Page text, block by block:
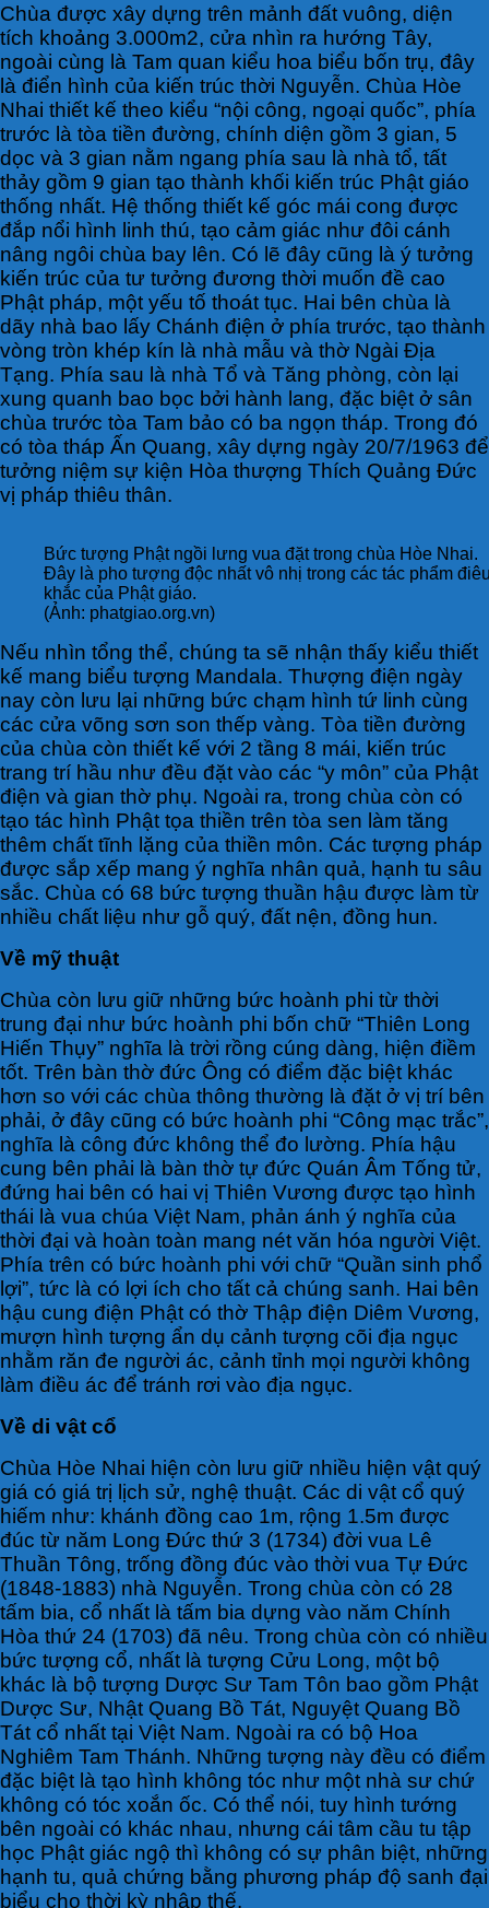
Chùa được xây dựng trên mảnh đất vuông, diện
tích khoảng 3.000m2, cửa nhìn ra hướng Tây,
ngoài cùng là Tam quan kiểu hoa biểu bốn trụ, đây
là điển hình của kiến trúc thời Nguyễn. Chùa Hòe
Nhai thiết kế theo kiểu “nội công, ngoại quốc”, phía
trước là tòa tiền đường, chính diện gồm 3 gian, 5
dọc và 3 gian nằm ngang phía sau là nhà tổ, tất
thảy gồm 9 gian tạo thành khối kiến trúc Phật giáo
thống nhất. Hệ thống thiết kế góc mái cong được
đắp nổi hình linh thú, tạo cảm giác như đôi cánh
nâng ngôi chùa bay lên. Có lẽ đây cũng là ý tưởng
kiến trúc của tư tưởng đương thời muốn đề cao
Phật pháp, một yếu tố thoát tục. Hai bên chùa là
dãy nhà bao lấy Chánh điện ở phía trước, tạo thành
vòng tròn khép kín là nhà mẫu và thờ Ngài Địa
Tạng. Phía sau là nhà Tổ và Tăng phòng, còn lại
xung quanh bao bọc bởi hành lang, đặc biệt ở sân
chùa trước tòa Tam bảo có ba ngọn tháp. Trong đó
có tòa tháp Ấn Quang, xây dựng ngày 20/7/1963 để
tưởng niệm sự kiện Hòa thượng Thích Quảng Đức
vị pháp thiêu thân.
Bức tượng Phật ngồi lưng vua đặt trong chùa Hòe Nhai.
Đây là pho tượng độc nhất vô nhị trong các tác phẩm
khắc của Phật giáo.
(Ảnh: phatgiao.org.vn)
Nếu nhìn tổng thể, chúng ta sẽ nhận thấy kiểu thiết
kế mang biểu tượng Mandala. Thượng điện ngày
nay còn lưu lại những bức chạm hình tứ linh cùng
các cửa võng sơn son thếp vàng. Tòa tiền đường
của chùa còn thiết kế với 2 tầng 8 mái, kiến trúc
trang trí hầu như đều đặt vào các “y môn” của Phật
điện và gian thờ phụ. Ngoài ra, trong chùa còn có
tạo tác hình Phật tọa thiền trên tòa sen làm tăng
thêm chất tĩnh lặng của thiền môn. Các tượng pháp
được sắp xếp mang ý nghĩa nhân quả, hạnh tu sâu
sắc. Chùa có 68 bức tượng thuần hậu được làm từ
nhiều chất liệu như gỗ quý, đất nện, đồng hun.
Về mỹ thuật
Chùa còn lưu giữ những bức hoành phi từ thời
trung đại như bức hoành phi bốn chữ “Thiên Long
Hiến Thụy” nghĩa là trời rồng cúng dàng, hiện điềm
tốt. Trên bàn thờ đức Ông có điểm đặc biệt khác
hơn so với các chùa thông thường là đặt ở vị trí bên
phải, ở đây cũng có bức hoành phi “Công mạc trắc”,
nghĩa là công đức không thể đo lường. Phía hậu
cung bên phải là bàn thờ tự đức Quán Âm Tống tử,
đứng hai bên có hai vị Thiên Vương được tạo hình
thái là vua chúa Việt Nam, phản ánh ý nghĩa của
thời đại và hoàn toàn mang nét văn hóa người Việt.
Phía trên có bức hoành phi với chữ “Quần sinh phổ
lợi”, tức là có lợi ích cho tất cả chúng sanh. Hai bên
hậu cung điện Phật có thờ Thập điện Diêm Vương,
mượn hình tượng ẩn dụ cảnh tượng cõi địa ngục
nhằm răn đe người ác, cảnh tỉnh mọi người không
làm điều ác để tránh rơi vào địa ngục.
Về di vật cổ
Chùa Hòe Nhai hiện còn lưu giữ nhiều hiện vật quý
giá có giá trị lịch sử, nghệ thuật. Các di vật cổ quý
hiếm như: khánh đồng cao 1m, rộng 1.5m được
đúc từ năm Long Đức thứ 3 (1734) đời vua Lê
Thuần Tông, trống đồng đúc vào thời vua Tự Đức
(1848-1883) nhà Nguyễn. Trong chùa còn có 28
tấm bia, cổ nhất là tấm bia dựng vào năm Chính
Hòa thứ 24 (1703) đã nêu. Trong chùa còn có nhiều
bức tượng cổ, nhất là tượng Cửu Long, một bộ
khác là bộ tượng Dược Sư Tam Tôn bao gồm Phật
Dược Sư, Nhật Quang Bồ Tát, Nguyệt Quang Bồ
Tát cổ nhất tại Việt Nam. Ngoài ra có bộ Hoa
Nghiêm Tam Thánh. Những tượng này đều có điểm
đặc biệt là tạo hình không tóc như một nhà sư chứ
không có tóc xoắn ốc. Có thể nói, tuy hình tướng
bên ngoài có khác nhau, nhưng cái tâm cầu tu tập
học Phật giác ngộ thì không có sự phân biệt, những
hạnh tu, quả chứng bằng phương pháp độ sanh đại
biểu cho thời kỳ nhập thế.